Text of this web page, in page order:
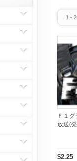
1 -
Ｆ１グ
放送(
$2.25